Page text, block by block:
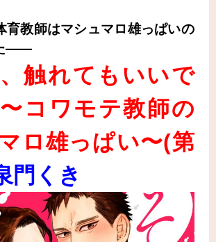
教師はマシュマロ雄っぱいの
――
触れてもいいで
コワモテ教師の
ロ雄っぱい〜(第
門くき